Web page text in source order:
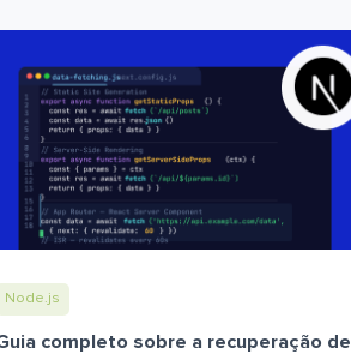
Node.js
completo sobre a recuperação de